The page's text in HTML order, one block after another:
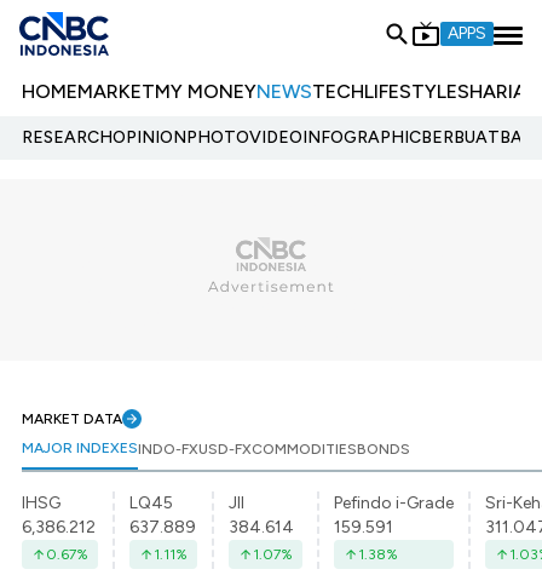
APPS
HOMEMARKETMY MONEYNEWSTECHLIFESTYLESHARIA
RESEARCHOPINIONPHOTOVIDEOINFOGRAPHIC
MARKET DATA
MAJOR INDEXESINDO-FXUSD-FXCOMMODITIESBONDS
IHSG
6,386.212
0.67%
LQ45
637.889
1.11%
JII
384.614
1.07%
Pefindo i-Grade
159.591
1.38%
Sri-
1.03